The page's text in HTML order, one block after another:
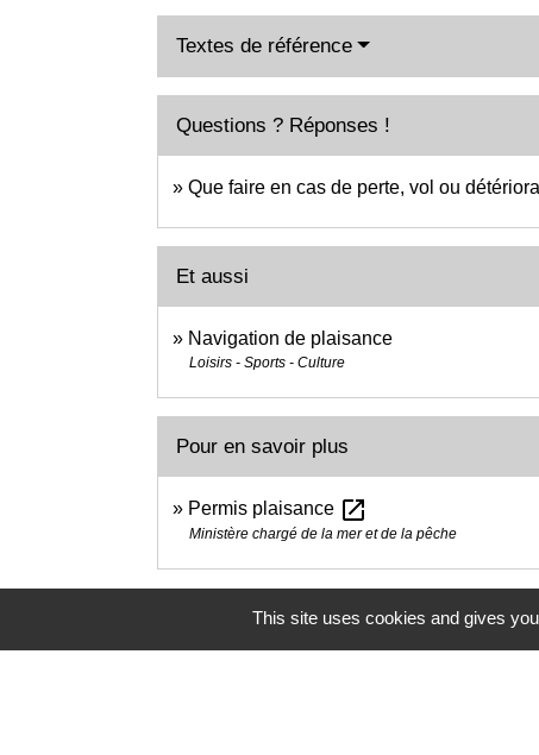
Textes de référence
Questions ? Réponses !
Que faire en cas de perte, vol ou
Et aussi
Navigation de plaisance
Loisirs - Sports - Culture
Pour en savoir plus
Permis plaisance open_in_new
Ministère chargé de la mer et de la pêche
This site uses cookies and gives